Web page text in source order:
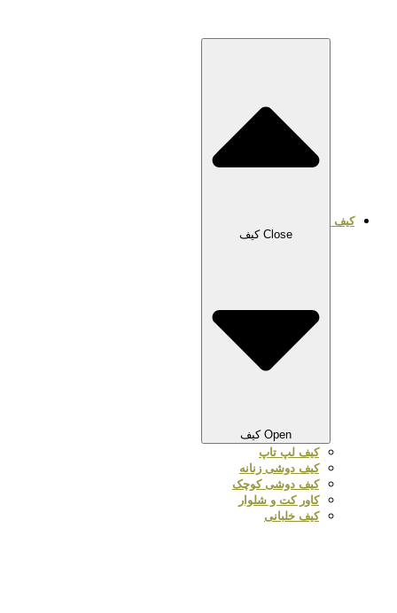
کیف
Close کیف
Open کیف
کیف لپ تاپ
کیف دوشی زنانه
کیف دوشی کوچک
کاور کت و شلوار
کیف خلبانی